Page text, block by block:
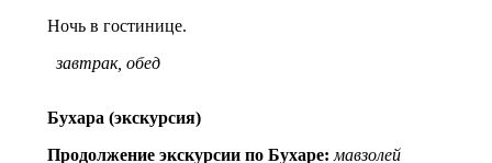
Ночь в гостинице.
завтрак, обед
Бухара (экскурсия)
Продолжение экскурсии по Бухаре: мавзолей